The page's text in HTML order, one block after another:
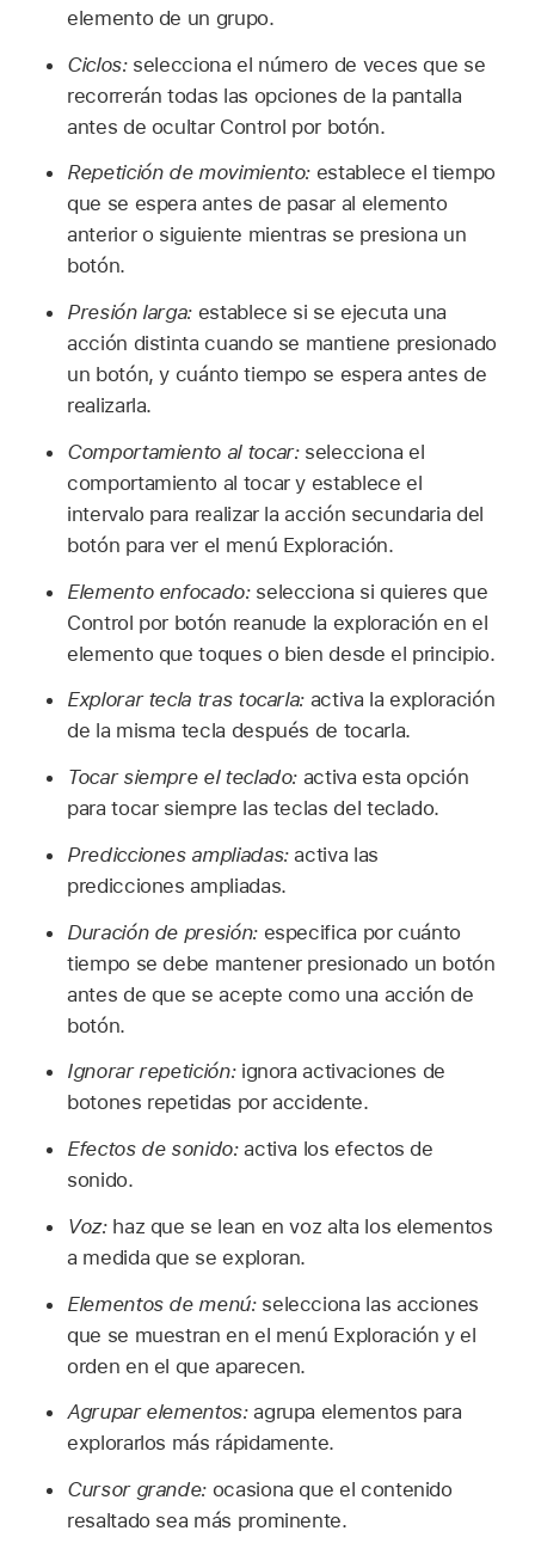
elemento de un grupo.
Ciclos:selecciona el número de veces que se
recorrerán todas las opciones de la pantalla
antes de ocultar Control por botón.
Repetición de movimiento: establece el tiempo
que se espera antes de pasar al elemento
anterior o siguiente mientras se presiona un
botón.
Presión larga: establece si se ejecuta una
acción distinta cuando se mantiene presionado
un botón, y cuánto tiempo se espera antes de
realizarla.
Comportamiento al tocar:selecciona el
comportamiento al tocar y establece el
intervalo para realizar la acción secundaria del
botón para ver el menú Exploración.
Elemento enfocado:selecciona si quieres que
Control por botón reanude la exploración en el
elemento que toques o bien desde el principio.
Explorar tecla tras tocarla: activa la exploración
de la misma tecla después de tocarla.
Tocar siempre el teclado: activa esta opción
para tocar siempre las teclas del teclado.
Predicciones ampliadas:activa las
predicciones ampliadas.
Duración de presión:especifica por cuánto
tiempo se debe mantener presionado un botón
antes de que se acepte como una acción de
botón.
Ignorar repetición:ignora activaciones de
botones repetidas por accidente.
Efectos de sonido:activa los efectos de
sonido.
Voz:haz que se lean en voz alta los elementos
a medida que se exploran.
Elementos de menú:selecciona las acciones
que se muestran en el menú Exploración y el
orden en el que aparecen.
Agrupar elementos:agrupa elementos para
explorarlos más rápidamente.
Cursor grande: ocasiona que el contenido
resaltado sea más prominente.